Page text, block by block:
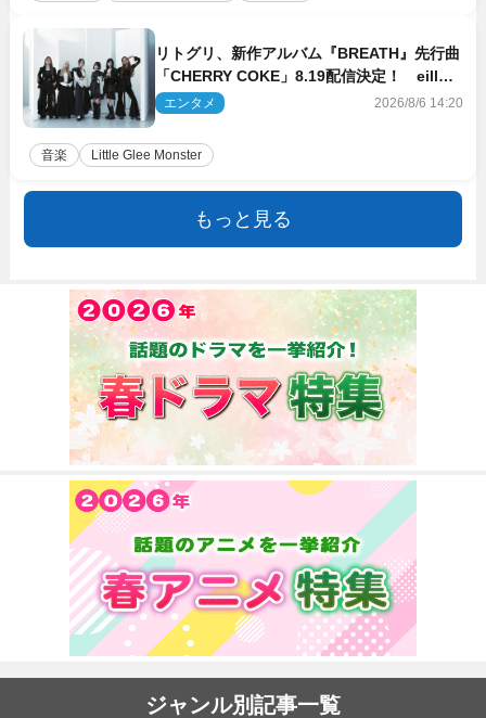
リトグリ、新作アルバム『BREATH』先行曲
「CHERRY COKE」8.19配信決定！ eill書
き下ろしのラブソング
エンタメ 2026/8/6 14:20
音楽 Little Glee Monster
もっと見る
ジャンル別記事一覧